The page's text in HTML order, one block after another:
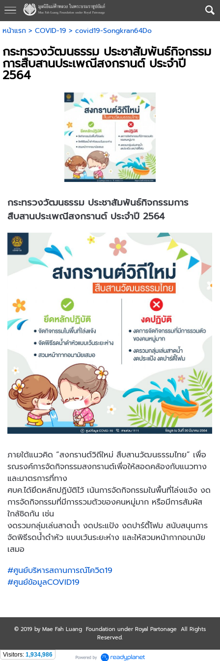
หน้าแรก > COVID-19 > covid19-Songkran64Do
กระทรวงวัฒนธรรม ประชาสัมพันธ์กิจกรรม
การสืบสานประเพณีสงกรานต์ ประจำปี
2564
กระทรวงวัฒนธรรม ประชาสัมพันธ์กิจกรรมการ
สืบสานประเพณีสงกรานต์ ประจำปี 2564
ภายใต้แนวคิด “สงกรานต์วิถีใหม่ สืบสานวัฒนธรรมไทย” เพื่อ
รณรงค์การจัดกิจกรรมสงกรานต์เพื่อให้สอดคล้องกับแนวทาง
และมาตรการที่ทาง
ศบค.ได้ยึดหลักปฏิบัติไว้ เน้นการจัดกิจกรรมในพื้นที่โล่งแจ้ง งด
การจัดกิจกรรมที่มีการรวมตัวของคนหมู่มาก หรือมีการสัมผัส
ใกล้ชิดกัน เช่น
งดรวมกลุ่มเล่นสาดน้ำ งดประแป้ง งดปาร์ตี้โฟม สนับสนุนการ
จัดพิธีรดน้ำดำหัว แบบเว้นระยะห่าง และให้สวมหน้ากากอนามัย
เสมอ
#ศูนย์บริหารสถานการณ์โควิด19
#ศูนย์ข้อมูลCOVID19
© 2019 by Mae Fah Luang Foundation under Royal Partonage All Rights
Reserved.
Visitors: 1,934,986